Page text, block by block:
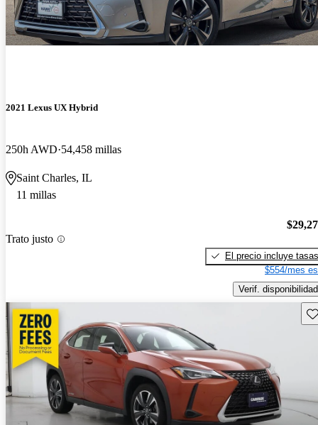
2021 Lexus UX Hybrid
250h AWD 54,458 millas
Saint Charles, IL
11 millas
Trato justo
El precio incluye tasas
$554/mes
Verif. disponibilidad